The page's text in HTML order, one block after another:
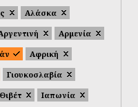
Αλάσκα
Αρμενία
Αφρική
Γιουκοσλαβία
Θιβέτ
Ιαπωνία